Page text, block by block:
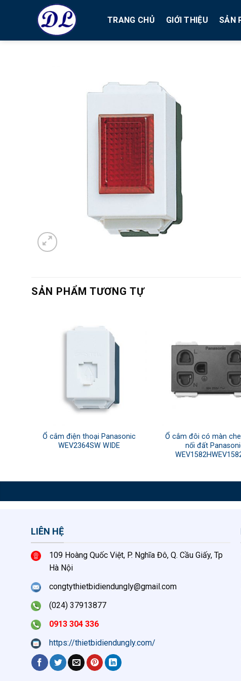
dung
TRANG CHỦ GIỚI THIỆU SẢN
SẢN PHẨM TƯƠNG TỰ
Ổ cắm điện thoại Panasonic
WEV2364SW WIDE
Ổ cắm đôi có màn
nối đất
LIÊN HỆ
109 Hoàng Quốc Việt, P. Nghĩa Đô, Q. Cầu Giấy, Tp
Hà Nội
congtythietbidiendungly@gmail.com
(024) 37913877
0913 304 336
https://thietbidiendungly.com/